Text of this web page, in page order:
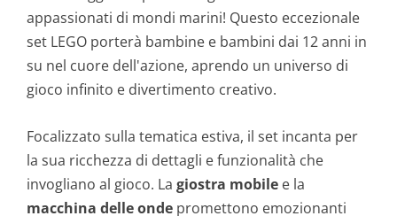
appassionati di mondi marini! Questo eccezionale
set LEGO porterà bambine e bambini dai 12 anni in
su nel cuore dell'azione, aprendo un universo di
gioco infinito e divertimento creativo.
Focalizzato sulla tematica estiva, il set incanta per
la sua ricchezza di dettagli e funzionalità che
invogliano al gioco. La giostra mobile e la
macchina delle onde promettono emozionanti